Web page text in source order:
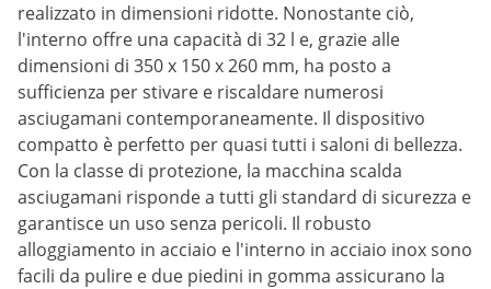
realizzato in dimensioni ridotte. Nonostante ciò,
l'interno offre una capacità di 32 l e, grazie alle
dimensioni di 350 x 150 x 260 mm, ha posto a
sufficienza per stivare e riscaldare numerosi
asciugamani contemporaneamente. Il dispositivo
compatto è perfetto per quasi tutti i saloni di bellezza.
Con la classe di protezione, la macchina scalda
asciugamani risponde a tutti gli standard di sicurezza e
garantisce un uso senza pericoli. Il robusto
alloggiamento in acciaio e l'interno in acciaio inox sono
facili da pulire e due piedini in gomma assicurano la